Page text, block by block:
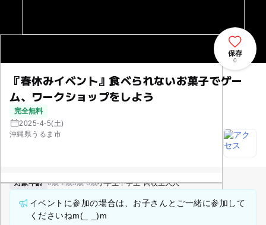
『春休みイベント』食べられないお菓子でゲー
ム、ワークショップをしよう
完全無料
2025-4-5(土)
沖縄県うるま市
保存
0
対象年齢 0歳-2歳3歳-6歳小学生中学生･高校生大人
イベントに参加の場合は、お子さんとご一緒に参加して
くださいねm(_ _)m